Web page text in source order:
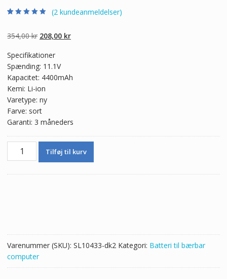
baseret på
kundebedømmel
(2 kundeanmeldelser)
354,00kr Den
pris
var:
354,00 kr.
208,00 krDen
208,00 kr.
Specifikationer
Spænding: 11.1V
Kapacitet: 4400mAh
Kemi: Li-ion
Varetype: ny
Farve: sort
Garanti: 3 måneders
Batteri
Tilføj til kurv
Varenummer (SKU): SL10433-dk2 Kategori: Batteri til bærbar
computer